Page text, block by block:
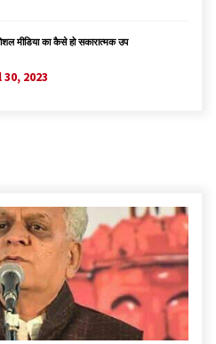
मीडिया का कैसे हो सकारात्मक उप
2023